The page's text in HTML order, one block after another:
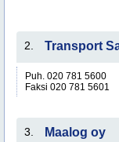
2. Transport
Puh. 020 781 5600
Faksi 020 781 5601
3. Maalog oy